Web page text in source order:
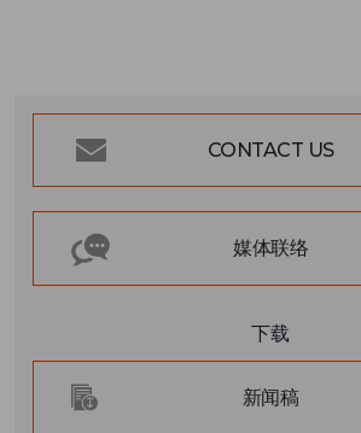
CONTACT US
媒体联络
下载
新闻稿